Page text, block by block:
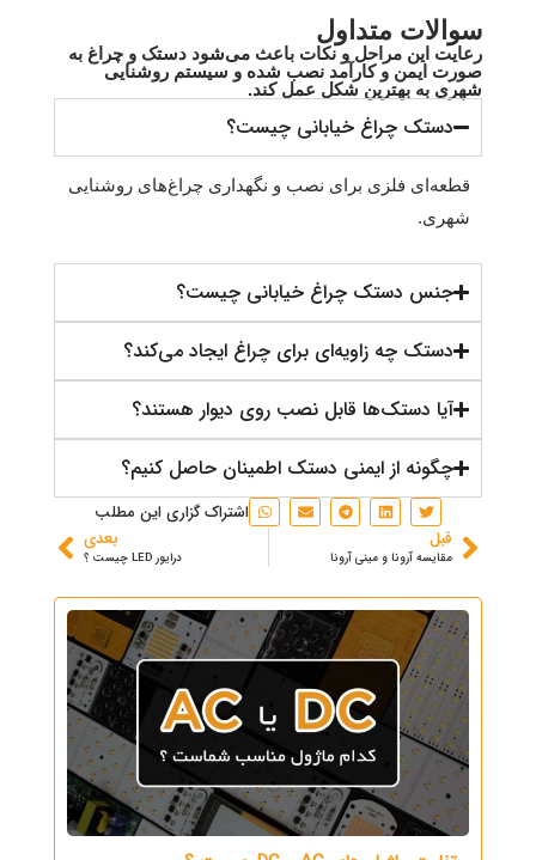
سوالات متداول
رعایت این مراحل و نکات باعث می‌شود دستک و چراغ به
صورت ایمن و کارآمد نصب شده و سیستم روشنایی
شهری به بهترین شکل عمل کند.
دستک چراغ خیابانی چیست؟
قطعه‌ای فلزی برای نصب و نگهداری چراغ‌های روشنایی
شهری.
جنس دستک چراغ خیابانی چیست؟
دستک چه زاویه‌ای برای چراغ ایجاد می‌کند؟
آیا دستک‌ها قابل نصب روی دیوار هستند؟
چگونه از ایمنی دستک اطمینان حاصل کنیم؟
اشتراک گزاری این مطلب
قبل
مقایسه آرونا و مینی آرونا
بعدی
درایور LED چیست ؟